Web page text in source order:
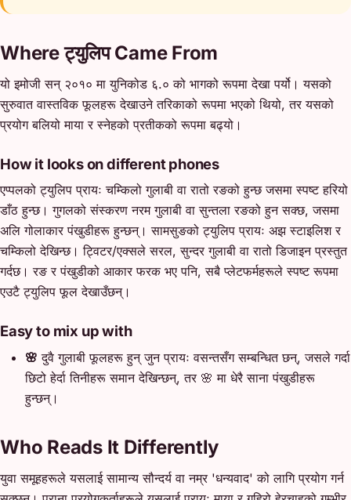
Where ट्युलिप Came From
यो इमोजी सन् २०१० मा युनिकोड ६.० को भागको रूपमा देखा पर्यो। यसको
सुरुवात वास्तविक फूलहरू देखाउने तरिकाको रूपमा भएको थियो, तर यसको
प्रयोग बलियो माया र स्नेहको प्रतीकको रूपमा बढ्यो।
How it looks on different phones
एप्पलको ट्युलिप प्रायः चम्किलो गुलाबी वा रातो रङको हुन्छ जसमा स्पष्ट हरियो
डाँठ हुन्छ। गुगलको संस्करण नरम गुलाबी वा सुन्तला रङको हुन सक्छ, जसमा
अलि गोलाकार पंखुडीहरू हुन्छन्। सामसुङको ट्युलिप प्रायः अझ स्टाइलिश र
चम्किलो देखिन्छ। ट्विटर/एक्सले सरल, सुन्दर गुलाबी वा रातो डिजाइन प्रस्तुत
गर्दछ। रङ र पंखुडीको आकार फरक भए पनि, सबै प्लेटफर्महरूले स्पष्ट रूपमा
एउटै ट्युलिप फूल देखाउँछन्।
Easy to mix up with
🌸 दुवै गुलाबी फूलहरू हुन् जुन प्रायः वसन्तसँग सम्बन्धित छन्, जसले गर्दा
छिटो हेर्दा तिनीहरू समान देखिन्छन्, तर 🌸 मा धेरै साना पंखुडीहरू
हुन्छन्।
Who Reads It Differently
युवा समूहहरूले यसलाई सामान्य सौन्दर्य वा नम्र 'धन्यवाद' को लागि प्रयोग गर्न